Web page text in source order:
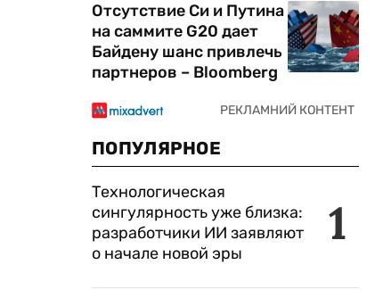
Отсутствие Си и Путина
на саммите G20 дает
Байдену шанс привлечь
партнеров – Bloomberg
ПОПУЛЯРНОЕ
1
Технологическая
сингулярность уже близка:
разработчики ИИ заявляют
о начале новой эры